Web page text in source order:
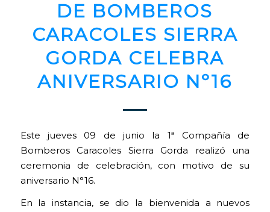
DE BOMBEROS
CARACOLES SIERRA
GORDA CELEBRA
ANIVERSARIO Nº16
Este jueves 09 de junio la 1ª Compañía de
Bomberos Caracoles Sierra Gorda realizó una
ceremonia de celebración, con motivo de su
aniversario N°16.
En la instancia, se dio la bienvenida a nuevos